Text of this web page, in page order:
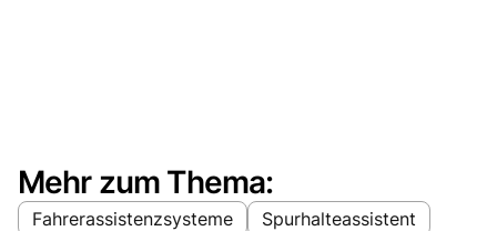
Mehr zum Thema:
Fahrerassistenzsysteme
Spurhalteassistent